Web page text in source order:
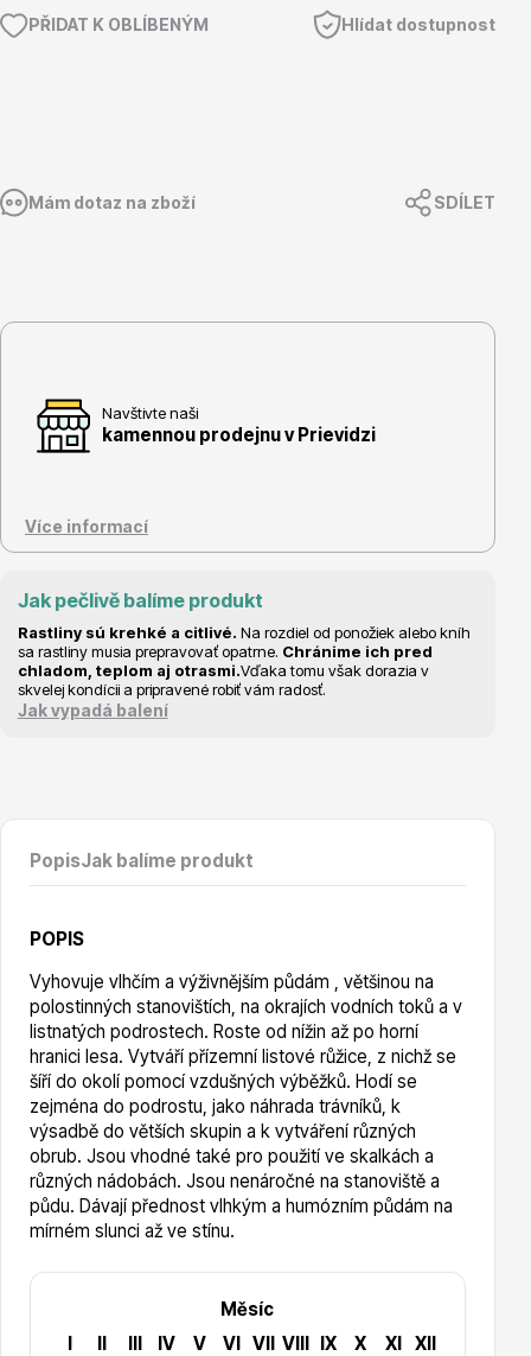
Semena, sadba
Vodní rostliny
Květináče
Cibuloviny
Vzrostlé stromy
Nářadí, příslušenství
Postřiky, přípravky
PŘIDAT K OBLÍBENÝM Hlídat dostupnost
Mám dotaz na zboží SDÍLET
Navštivte naši
kamennou prodejnu v Prievidzi
Více informací
Jak pečlivě balíme produkt
Rastliny sú krehké a citlivé. Na rozdiel od ponožiek alebo kníh
sa rastliny musia prepravovať opatrne. Chránime ich pred
chladom, teplom aj otrasmi.Vďaka tomu však dorazia v
skvelej kondícii a pripravené robiť vám radosť.
Jak vypadá balení
PopisJak balíme produkt
POPIS
Vyhovuje vlhčím a výživnějším půdám , většinou na
polostinných stanovištích, na okrajích vodních toků a v
listnatých podrostech. Roste od nížin až po horní
hranici lesa. Vytváří přízemní listové růžice, z nichž se
šíří do okolí pomocí vzdušných výběžků. Hodí se
zejména do podrostu, jako náhrada trávníků, k
výsadbě do větších skupin a k vytváření různých
obrub. Jsou vhodné také pro použití ve skalkách a
různých nádobách. Jsou nenáročné na stanoviště a
půdu. Dávají přednost vlhkým a humózním půdám na
mírném slunci až ve stínu.
Měsíc
I
II III IV V VI VII VIII IX X XI XII